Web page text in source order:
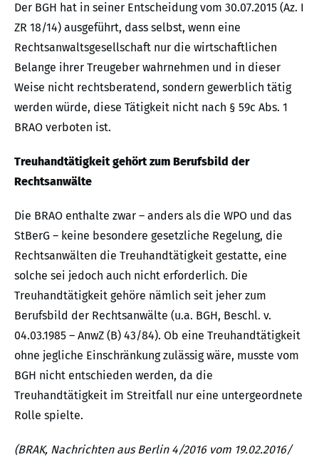
Der BGH hat in seiner Entscheidung vom 30.07.2015 (Az. I
ZR 18/14) ausgeführt, dass selbst, wenn eine
Rechtsanwaltsgesellschaft nur die wirtschaftlichen
Belange ihrer Treugeber wahrnehmen und in dieser
Weise nicht rechtsberatend, sondern gewerblich tätig
werden würde, diese Tätigkeit nicht nach § 59c Abs. 1
BRAO verboten ist.
Treuhandtätigkeit gehört zum Berufsbild der
Rechtsanwälte
Die BRAO enthalte zwar – anders als die WPO und das
StBerG – keine besondere gesetzliche Regelung, die
Rechtsanwälten die Treuhandtätigkeit gestatte, eine
solche sei jedoch auch nicht erforderlich. Die
Treuhandtätigkeit gehöre nämlich seit jeher zum
Berufsbild der Rechtsanwälte (u.a. BGH, Beschl. v.
04.03.1985 – AnwZ (B) 43/84). Ob eine Treuhandtätigkeit
ohne jegliche Einschränkung zulässig wäre, musste vom
BGH nicht entschieden werden, da die
Treuhandtätigkeit im Streitfall nur eine untergeordnete
Rolle spielte.
(BRAK, Nachrichten aus Berlin 4/2016 vom 19.02.2016/